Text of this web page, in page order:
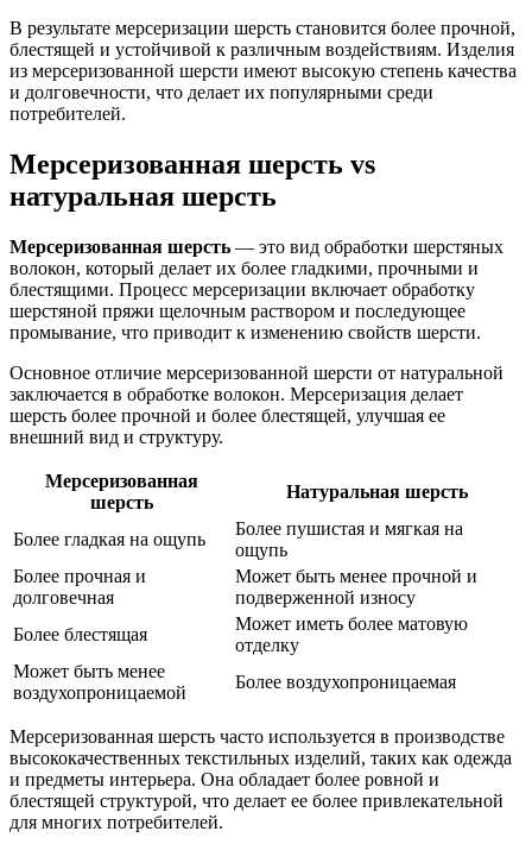
В результате мерсеризации шерсть становится более прочной,
блестящей и устойчивой к различным воздействиям. Изделия
из мерсеризованной шерсти имеют высокую степень качества
и долговечности, что делает их популярными среди
потребителей.
Мерсеризованная шерсть vs
натуральная шерсть
Мерсеризованная шерсть — это вид обработки шерстяных
волокон, который делает их более гладкими, прочными и
блестящими. Процесс мерсеризации включает обработку
шерстяной пряжи щелочным раствором и последующее
промывание, что приводит к изменению свойств шерсти.
Основное отличие мерсеризованной шерсти от натуральной
заключается в обработке волокон. Мерсеризация делает
шерсть более прочной и более блестящей, улучшая ее
внешний вид и структуру.
Мерсеризованная
шерсть
Натуральная шерсть
Более гладкая на ощупь
Более пушистая и мягкая на
ощупь
Более прочная и
долговечная
Может быть менее прочной и
подверженной износу
Более блестящая
Может иметь более матовую
отделку
Может быть менее
воздухопроницаемой
Более воздухопроницаемая
Мерсеризованная шерсть часто используется в производстве
высококачественных текстильных изделий, таких как одежда
и предметы интерьера. Она обладает более ровной и
блестящей структурой, что делает ее более привлекательной
для многих потребителей.